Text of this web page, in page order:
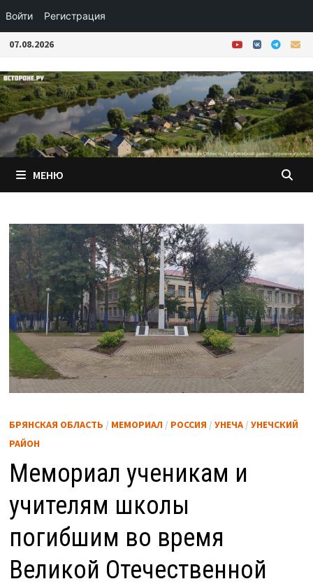
Войти Регистрация
Перейти
содержимому
07.08.2026
МЕНЮ
БРЯНСКАЯ ОБЛАСТЬ / МЕМОРИАЛ/ РОССИЯ / УНЕЧА/ УНЕЧСКИЙ
РАЙОН
Мемориал ученикам и
учителям школы
погибшим во время
Великой Отечественной